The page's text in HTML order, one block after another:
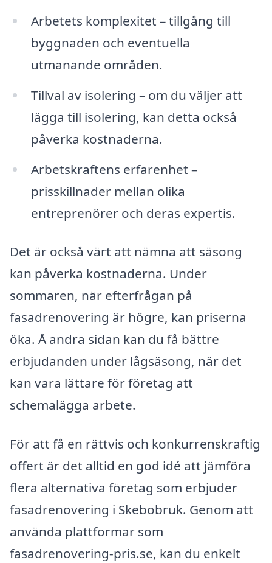
Arbetets komplexitet – tillgång till
byggnaden och eventuella
utmanande områden.
Tillval av isolering – om du väljer att
lägga till isolering, kan detta också
påverka kostnaderna.
Arbetskraftens erfarenhet –
prisskillnader mellan olika
entreprenörer och deras expertis.
Det är också värt att nämna att säsong
kan påverka kostnaderna. Under
sommaren, när efterfrågan på
fasadrenovering är högre, kan priserna
öka. Å andra sidan kan du få bättre
erbjudanden under lågsäsong, när det
kan vara lättare för företag att
schemalägga arbete.
För att få en rättvis och konkurrenskraftig
offert är det alltid en god idé att jämföra
flera alternativa företag som erbjuder
fasadrenovering i Skebobruk. Genom att
använda plattformar som
fasadrenovering-pris.se, kan du enkelt